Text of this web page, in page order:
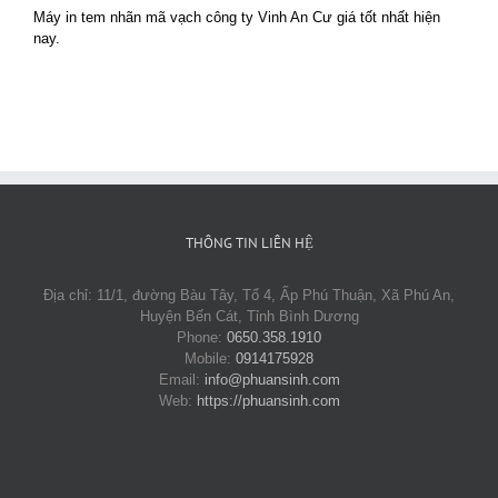
Máy in tem nhãn mã vạch công ty Vinh An Cư giá tốt nhất hiện
nay.
THÔNG TIN LIÊN HỆ
Địa chỉ: 11/1, đường Bàu Tây, Tổ 4, Ấp Phú Thuận, Xã Phú An,
Huyện Bến Cát, Tỉnh Bình Dương
Phone: 0650.358.1910
Mobile: 0914175928
Email: info@phuansinh.com
Web: https://phuansinh.com